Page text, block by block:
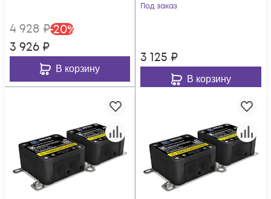
4 928 ₽-20%
3 926 ₽
В корзину
Под заказ
3 125 ₽
В корзину